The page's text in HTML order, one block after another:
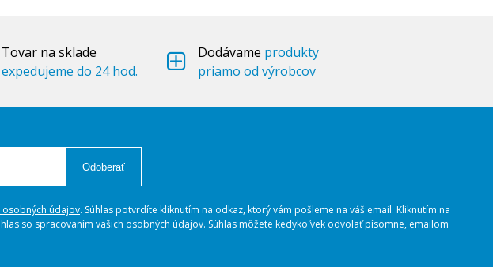
Tovar na sklade
expedujeme do 24 hod.
Dodávame produkty
priamo od výrobcov
Odoberať
údajov. Súhlas potvrdíte kliknutím na odkaz, ktorý vám pošleme na váš email. Kliknutím na
so spracovaním vašich osobných údajov. Súhlas môžete kedykoľvek odvolať písomne, emailom